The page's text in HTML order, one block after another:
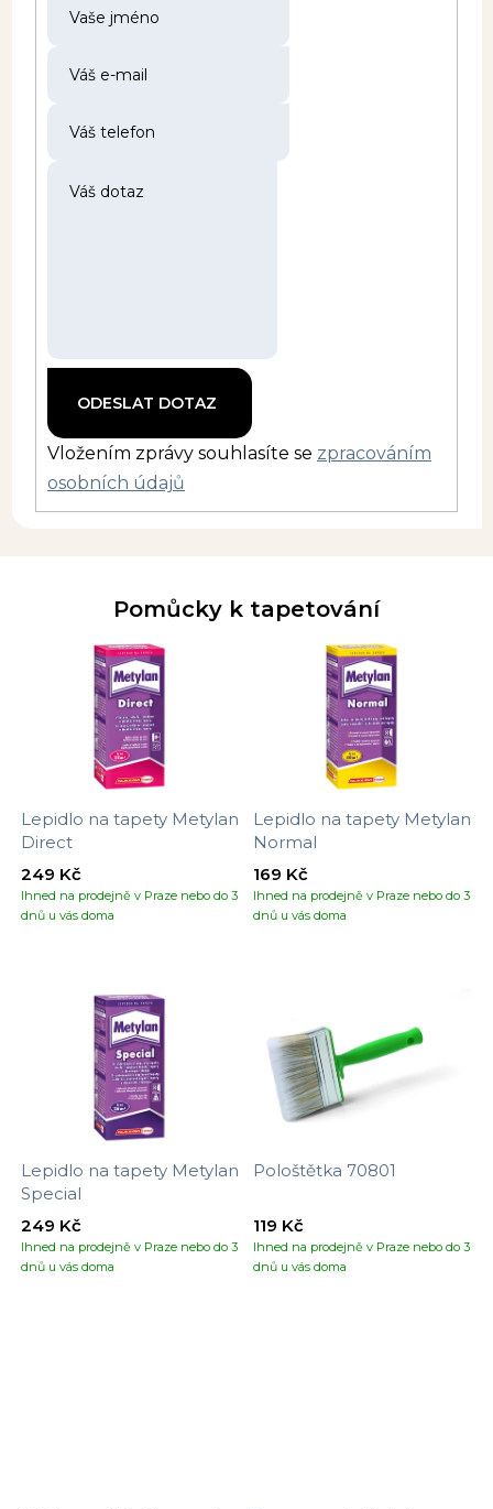
Vložením zprávy souhlasíte se zpracováním
osobních údajů
Pomůcky k tapetování
Lepidlo na tapety Metylan
Direct
Ihned na prodejně v Praze nebo do 3
dnů u vás doma
249 Kč
Lepidlo na tapety Metylan
Normal
Ihned na prodejně v Praze nebo do 3
dnů u vás doma
169 Kč
Lepidlo na tapety Metylan
Special
Ihned na prodejně v Praze nebo do 3
dnů u vás doma
249 Kč
Pološtětka 70801
Ihned na prodejně v Praze nebo do 3
dnů u vás doma
119 Kč